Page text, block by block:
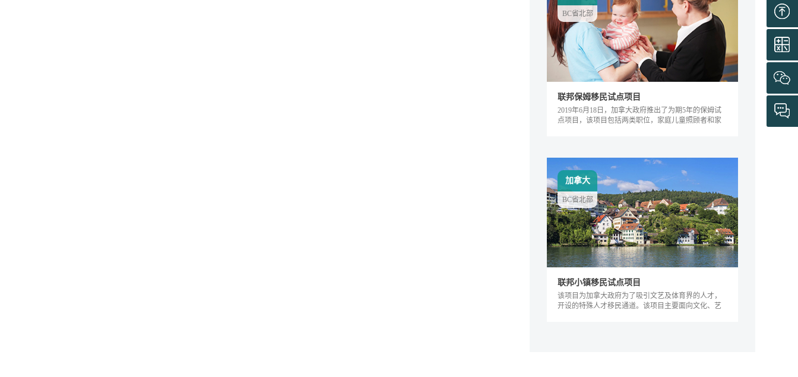
联邦保姆移民试点项目
2019年6月18日，加拿大政府推出了为期5年的保姆试
点项目，该项目包括两类职位，家庭儿童照顾者和家
BC省北部
联邦小镇移民试点项目
该项目为加拿大政府为了吸引文艺及体育界的人才，
开设的特殊人才移民通道。该项目主要面向文化、艺
加拿大
BC省北部